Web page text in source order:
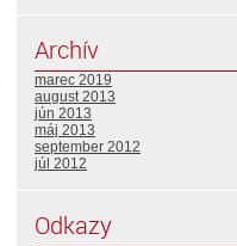
Archív
marec 2019
august 2013
jún 2013
máj 2013
september 2012
júl 2012
Odkazy